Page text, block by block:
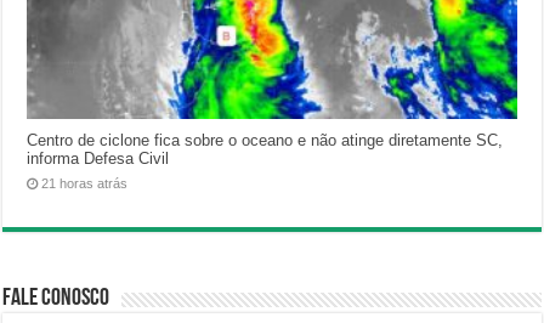
Centro de ciclone fica sobre o oceano e não atinge diretamente SC,
informa Defesa Civil
21 horas atrás
Fale Conosco